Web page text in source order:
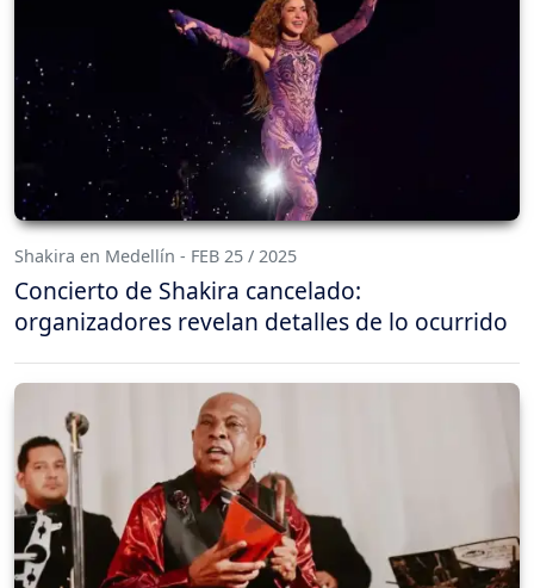
Shakira en Medellín - FEB 25 / 2025
Concierto de Shakira cancelado:
organizadores revelan detalles de lo ocurrido